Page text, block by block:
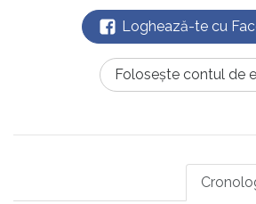
Loghează-te cu
Folosește contul de